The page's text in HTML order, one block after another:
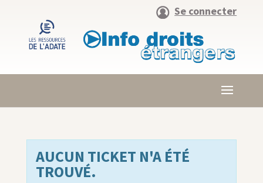
Se connecter
AUCUN TICKET N'A ÉTÉ
TROUVÉ.